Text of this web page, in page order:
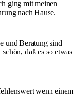
ging mit meinen
nach Hause.
und Beratung sind
daß es so etwas
wenn einem